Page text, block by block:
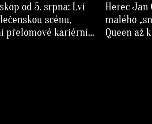
od 5. srpna: Lvi
scénu,
přelomové kariérní
Herec Jan
malého
Queen až